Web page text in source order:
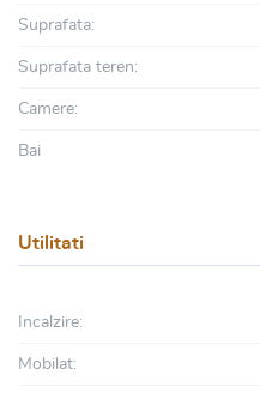
Suprafata:
Suprafata teren:
Camere:
Bai
Utilitati
Incalzire:
Mobilat: